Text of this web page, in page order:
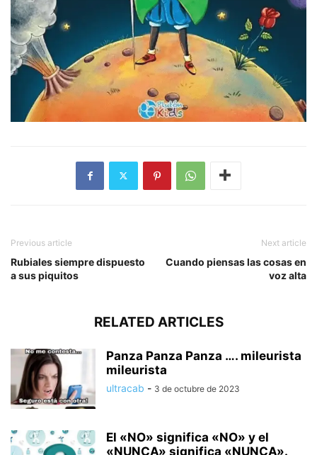
Previous article
Rubiales siempre dispuesto
a sus piquitos
Next article
Cuando piensas las cosas en
voz alta
RELATED ARTICLES
Panza Panza Panza …. mileurista
mileurista
ultracab - 3 de octubre de 2023
El «NO» significa «NO» y el
«NUNCA» significa «NUNCA».